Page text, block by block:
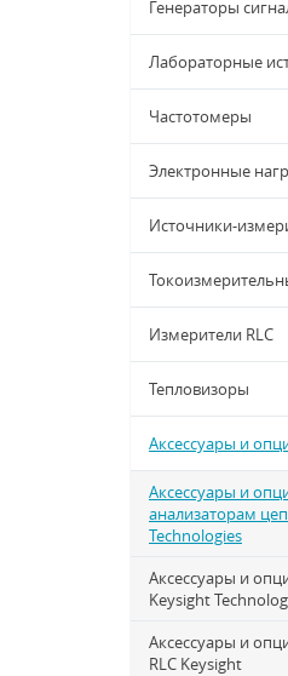
Генераторы
Лабораторные
Частотомеры
Электронные
Источники-
Измерители RLC
Тепловизоры
Аксессуары и
Аксессуары и
анализаторам
Technologies
Аксессуары и
Keysight
Аксессуары и
RLC Keysight